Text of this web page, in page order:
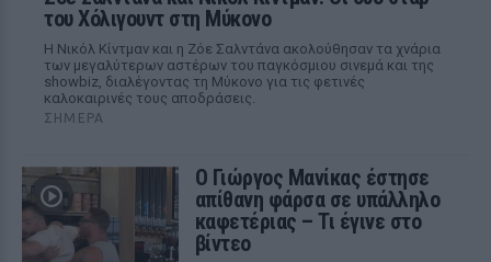
του Χόλιγουντ στη Μύκονο
Η Νικόλ Κίντμαν και η Ζόε Σαλντάνα ακολούθησαν τα χνάρια
των μεγαλύτερων αστέρων του παγκόσμιου σινεμά και της
showbiz, διαλέγοντας τη Μύκονο για τις φετινές
καλοκαιρινές τους αποδράσεις.
ΣΉΜΕΡΑ
Ο Γιώργος Μανίκας έστησε
απίθανη φάρσα σε υπάλληλο
καφετέριας – Τι έγινε στο
βίντεο